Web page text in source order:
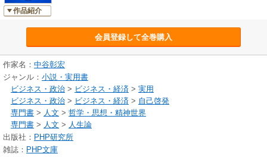
作品紹介
会員登録して全巻購入
作家名： 中谷彰宏
ジャンル： 小説・実用書
ビジネス・政治 > ビジネス・経済 > 実用
ビジネス・政治 > ビジネス・経済 > 自己啓発
専門書 > 人文 > 哲学・思想・精神世界
専門書 > 人文 > 人生論
出版社： PHP研究所
雑誌： PHP文庫